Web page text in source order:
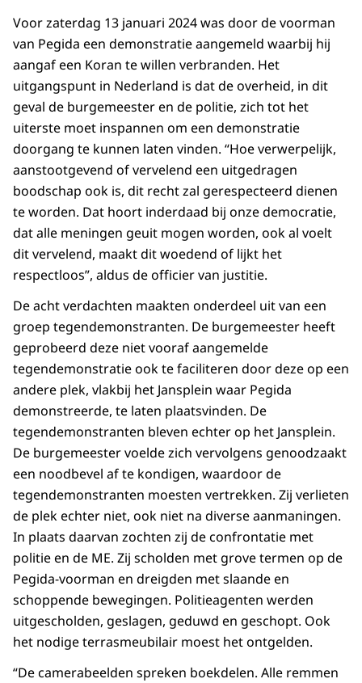
Voor zaterdag 13 januari 2024 was door de voorman
van Pegida een demonstratie aangemeld waarbij hij
aangaf een Koran te willen verbranden. Het
uitgangspunt in Nederland is dat de overheid, in dit
geval de burgemeester en de politie, zich tot het
uiterste moet inspannen om een demonstratie
doorgang te kunnen laten vinden. “Hoe verwerpelijk,
aanstootgevend of vervelend een uitgedragen
boodschap ook is, dit recht zal gerespecteerd dienen
te worden. Dat hoort inderdaad bij onze democratie,
dat alle meningen geuit mogen worden, ook al voelt
dit vervelend, maakt dit woedend of lijkt het
respectloos”, aldus de officier van justitie.
De acht verdachten maakten onderdeel uit van een
groep tegendemonstranten. De burgemeester heeft
geprobeerd deze niet vooraf aangemelde
tegendemonstratie ook te faciliteren door deze op een
andere plek, vlakbij het Jansplein waar Pegida
demonstreerde, te laten plaatsvinden. De
tegendemonstranten bleven echter op het Jansplein.
De burgemeester voelde zich vervolgens genoodzaakt
een noodbevel af te kondigen, waardoor de
tegendemonstranten moesten vertrekken. Zij verlieten
de plek echter niet, ook niet na diverse aanmaningen.
In plaats daarvan zochten zij de confrontatie met
politie en de ME. Zij scholden met grove termen op de
Pegida-voorman en dreigden met slaande en
schoppende bewegingen. Politieagenten werden
uitgescholden, geslagen, geduwd en geschopt. Ook
het nodige terrasmeubilair moest het ontgelden.
“De camerabeelden spreken boekdelen. Alle remmen